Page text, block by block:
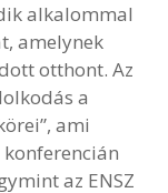
alkalommal
amelynek
otthont. Az
a
ami
az ENSZ